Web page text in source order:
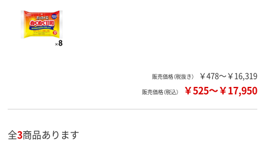
販売価格（税抜き） ￥478～￥16,319
販売価格（税込） ￥525～￥17,950
全3商品あります